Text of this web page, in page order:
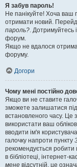
Я забув пароль!
Не панікуйте! Хоча ваш
отримати новий.
пароль?. Дотримуйтесь
форум.
Якщо не вдалося
форуму.
Догори
Чому мені постійно
Якщо ви не ставите
зможете залишатися
встановленого часу. Це
використати ваш
вводити ім'я
галочку напроти пункту
рекомендується робити
в бібліотеці, інтернет-
мене відсутній, це